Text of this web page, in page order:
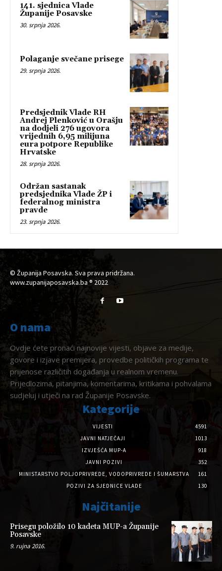
141. sjednica Vlade
Županije Posavske
30. srpnja 2026.
Polaganje svečane prisege
29. srpnja 2026.
Predsjednik Vlade RH
Andrej Plenković u Orašju
na dodjeli 276 ugovora
vrijednih 6,95 milijuna
eura potpore Republike
Hrvatske
28. srpnja 2026.
Održan sastanak
predsjednika Vlade ŽP i
federalnog ministra
pravde
23. srpnja 2026.
© Županija Posavska. Sva prava pridržana.
www.zupanijaposavska.ba ® 2022
O nama
Ovdje ćete pronaći najnovije vijesti, objave za medije,
govore i izjave premijera, provedbe političkih programa te
prijenose različitih događanja u realnom vremenu.
Prijedlozima, pitanjima, komentarima, kritikama i pohvalama
sudjeluj i utječi na rad Županije Posavske.
Kategorije
VIJESTI
4591
JAVNI NATJEČAJI
1013
IZVJEŠĆA MUP-A
918
JAVNI POZIVI
352
MINISTARSTVO POLJOPRIVREDE, VODOPRIVREDE I ŠUMARSTVA
161
POZIVI ZA SJEDNICE VLADE
130
Najčitanije
Prisegu položilo 10 kadeta MUP-a Županije
Posavske
9. rujna 2016.